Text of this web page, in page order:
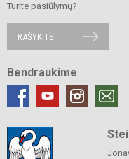
Turite pasiūlymų?
RAŠYKITE
Bendraukime